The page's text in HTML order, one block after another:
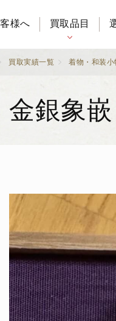
様へ 買取品目
買取実績一覧 着物・和装小
金銀象